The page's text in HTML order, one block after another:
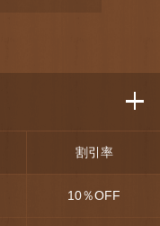
割引率
10％OFF